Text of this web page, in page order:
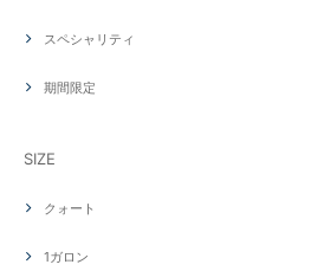
スペシャリティ
期間限定
SIZE
クォート
1ガロン